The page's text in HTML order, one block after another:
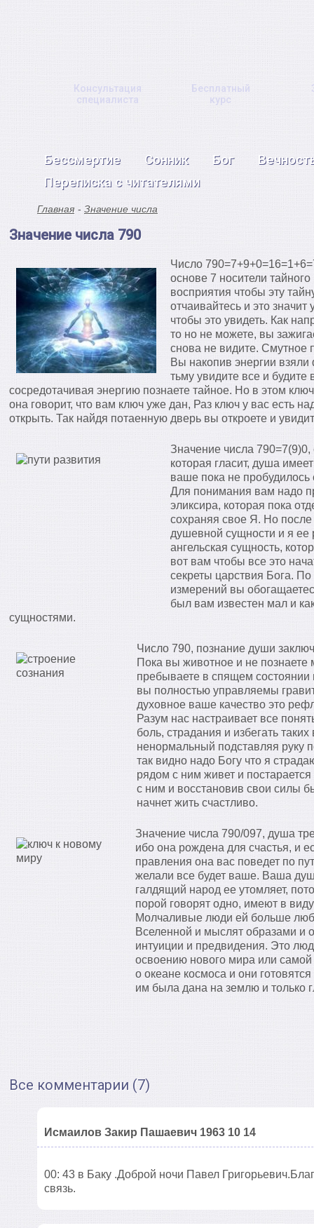
Консультация
специалиста
Бесплатный
курс
Бессмертие Сонник Бог
Переписка с читателями
Главная Значение числа
Значение числа 790
Число
основе 7 носители
восприятия чтобы эту
отчаивайтесь и это
чтобы это увидеть. Как
то но не можете, вы
снова не видите. Смутное
Вы накопив энергии
тьму увидите все и будите
сосредотачивая энергию познаете тайное. Но в этом
она говорит, что вам ключ уже дан, Раз ключ у вас есть
открыть. Так найдя потаенную дверь вы откроете и
Значение числа
которая гласит, душа
ваше пока не пробудилось
Для понимания вам надо
эликсира, которая пока
сохраняя свое Я. Но
душевной сущности и я ее
ангельская сущность,
вот вам чтобы все это
секреты царствия Бога.
измерений вы
был вам известен мал и
сущностями.
Число 790, познание души
Пока вы животное и не познаете
пребываете в спящем
вы полностью управляемы
духовное ваше качество это
Разум нас настраивает все
боль, страдания и избегать
ненормальный подставляя руку
так видно надо Богу что я
рядом с ним живет и
с ним и восстановив свои силы
начнет жить счастливо.
Значение числа 790/097, душа
ибо она рождена для счастья, и
правления она вас поведет по
желали все будет ваше. Ваша
галдящий народ ее утомляет,
порой говорят одно, имеют в
Молчаливые люди ей больше
Вселенной и мыслят образами и
интуиции и предвидения. Это
освоению нового мира или
о океане космоса и они
им была дана на землю и только
Все комментарии (7)
Исмаилов Закир Пашаевич 1963 10 14
00: 43 в Баку .Доброй ночи Павел
связь.